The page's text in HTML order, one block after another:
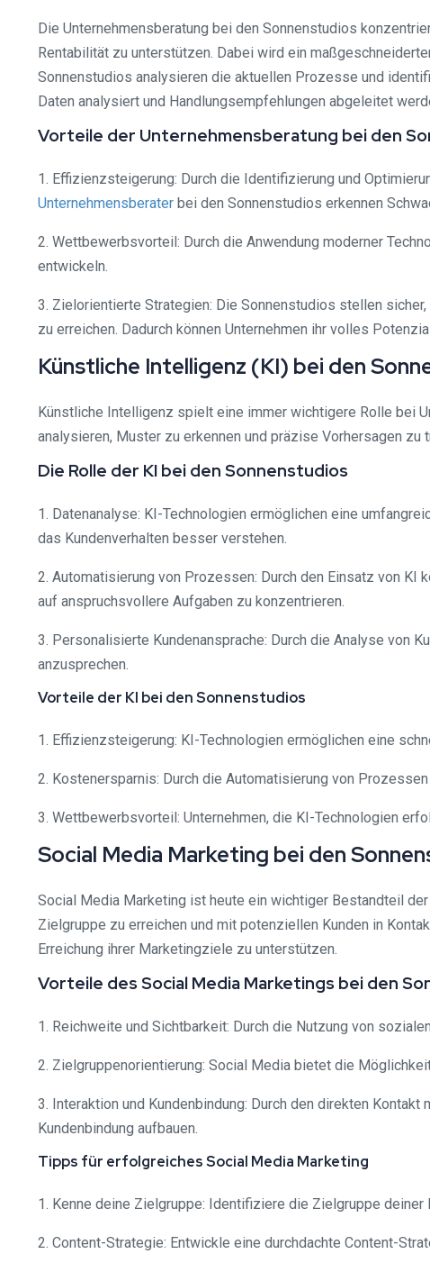
Die Unternehmensberatung bei den Sonnenstudios
Rentabilität zu unterstützen. Dabei wird ein
Sonnenstudios analysieren die aktuellen Prozesse und
Daten analysiert und Handlungsempfehlungen abgeleitet
Vorteile der Unternehmensberatung bei den
1. Effizienzsteigerung: Durch die Identifizierung und
Unternehmensberater bei den Sonnenstudios erkennen
2. Wettbewerbsvorteil: Durch die Anwendung moderner
entwickeln.
3. Zielorientierte Strategien: Die Sonnenstudios stellen
zu erreichen. Dadurch können Unternehmen ihr volles
Künstliche Intelligenz (KI) bei den
Künstliche Intelligenz spielt eine immer wichtigere Rolle bei
analysieren, Muster zu erkennen und präzise Vorhersagen
Die Rolle der KI bei den Sonnenstudios
1. Datenanalyse: KI-Technologien ermöglichen eine
das Kundenverhalten besser verstehen.
2. Automatisierung von Prozessen: Durch den Einsatz von
auf anspruchsvollere Aufgaben zu konzentrieren.
3. Personalisierte Kundenansprache: Durch die Analyse von
anzusprechen.
Vorteile der KI bei den Sonnenstudios
1. Effizienzsteigerung: KI-Technologien ermöglichen eine
2. Kostenersparnis: Durch die Automatisierung von
3. Wettbewerbsvorteil: Unternehmen, die KI-Technologien
Social Media Marketing bei den
Social Media Marketing ist heute ein wichtiger Bestandteil
Zielgruppe zu erreichen und mit potenziellen Kunden in
Erreichung ihrer Marketingziele zu unterstützen.
Vorteile des Social Media Marketings bei den
1. Reichweite und Sichtbarkeit: Durch die Nutzung von
2. Zielgruppenorientierung: Social Media bietet die
3. Interaktion und Kundenbindung: Durch den direkten
Kundenbindung aufbauen.
Tipps für erfolgreiches Social Media Marketing
1. Kenne deine Zielgruppe: Identifiziere die Zielgruppe
2. Content-Strategie: Entwickle eine durchdachte Content-